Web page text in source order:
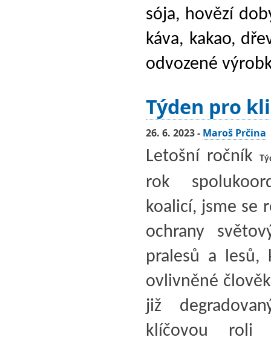
sója, hovězí
káva, kakao,
odvozené
Týden pro
26. 6. 2023 - Maroš Prčina
Letošní ročník
rok
koalicí, jsme se
ochrany
pralesů a
ovlivněné
již
klíčovou roli